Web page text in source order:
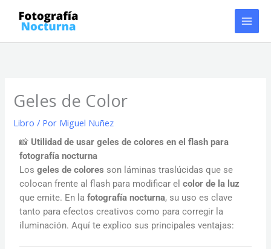
contenido
Geles de Color
Libro / Por Miguel Nuñez
📸 Utilidad de usar geles de colores en el flash para
fotografía nocturna
Losgeles de colores son láminas traslúcidas que se
colocan frente al flash para modificar elcolor de la luz
que emite. En lafotografía nocturna, su uso es clave
tanto para efectos creativos como para corregir la
iluminación. Aquí te explico sus principales ventajas: